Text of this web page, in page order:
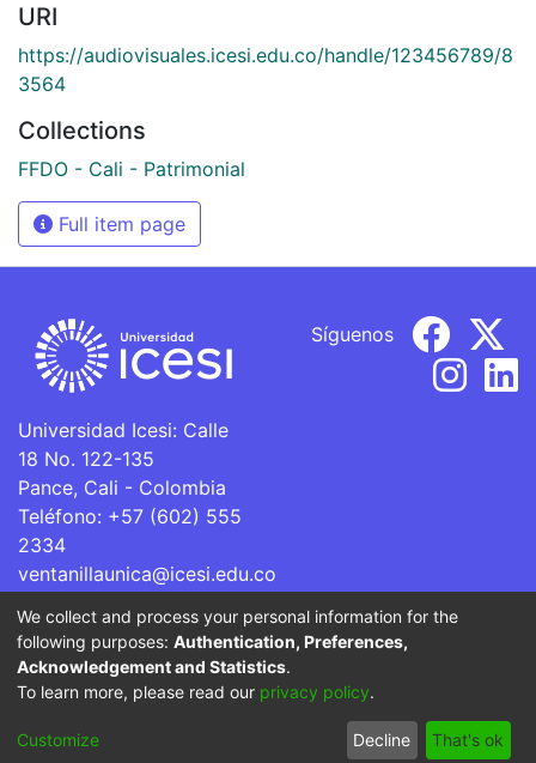
URI
https://audiovisuales.icesi.edu.co/handle/123456789/8
3564
Collections
FFDO - Cali - Patrimonial
Full item page
Universidad Icesi: Calle
18 No. 122-135
Pance, Cali - Colombia
Teléfono: +57 (602) 555
2334
ventanillaunica@icesi.edu.co
Síguenos
La Universidad Icesi es una Institución de Educación
Superior que se encuentra sujeta a inspección y vigilancia
por parte del Ministerio de Educación Nacional.
Cookie
End User
Agreement
Send
Feedback
We collect and process your personal information for the
following purposes: Authentication, Preferences,
Acknowledgement and Statistics.
To learn more, please read our privacy policy.
Customize Decline That's ok